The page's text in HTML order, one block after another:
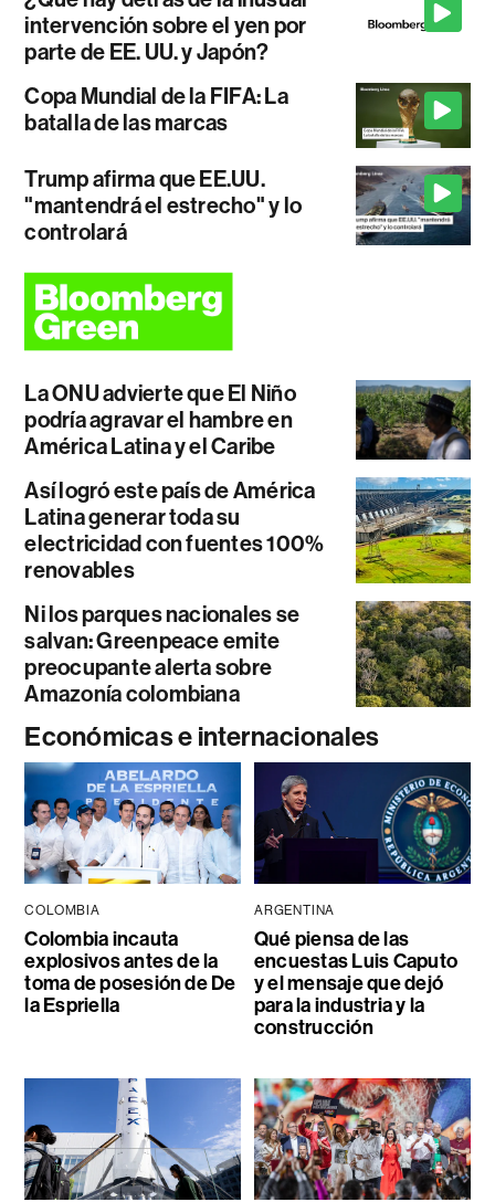
intervención sobre el yen por
parte de EE. UU. y Japón?
Copa Mundial de la FIFA: La
batalla de las marcas
Trump afirma que EE.UU.
"mantendrá el estrecho" y lo
controlará
La ONU advierte que El Niño
podría agravar el hambre en
América Latina y el Caribe
Así logró este país de América
Latina generar toda su
electricidad con fuentes 100%
renovables
Ni los parques nacionales se
salvan: Greenpeace emite
preocupante alerta sobre
Amazonía colombiana
Económicas e internacionales
COLOMBIA
Colombia incauta
explosivos antes de la
toma de posesión de De
la Espriella
ARGENTINA
Qué piensa de las
encuestas Luis Caputo
y el mensaje que dejó
para la industria y la
construcción